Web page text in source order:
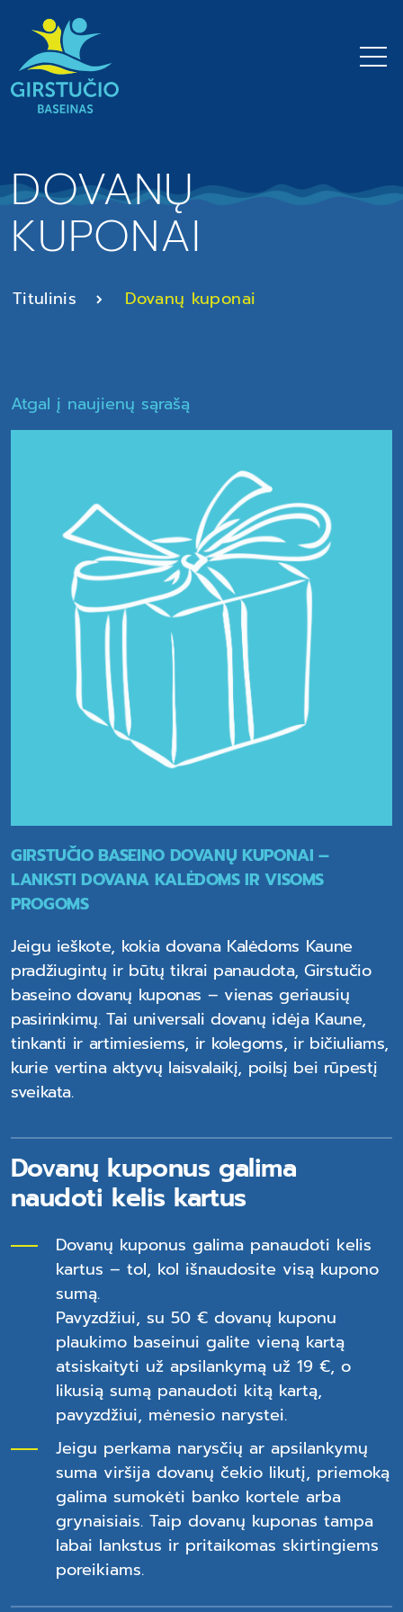
DOVANŲ
KUPONAI
Titulinis Dovanų kuponai
Atgal į naujienų sąrašą
GIRSTUČIO BASEINO DOVANŲ KUPONAI –
LANKSTI DOVANA KALĖDOMS IR VISOMS
PROGOMS
Jeigu ieškote, kokia dovana Kalėdoms Kaune
pradžiugintų ir būtų tikrai panaudota, Girstučio
baseino dovanų kuponas – vienas geriausių
pasirinkimų. Tai universali dovanų idėja Kaune,
tinkanti ir artimiesiems, ir kolegoms, ir bičiuliams,
kurie vertina aktyvų laisvalaikį, poilsį bei rūpestį
sveikata.
Dovanų kuponus galima
naudoti kelis kartus
Dovanų kuponus galima panaudoti kelis
kartus – tol, kol išnaudosite visą kupono
sumą.
Pavyzdžiui, su 50 € dovanų kuponu
plaukimo baseinui galite vieną kartą
atsiskaityti už apsilankymą už 19 €, o
likusią sumą panaudoti kitą kartą,
pavyzdžiui, mėnesio narystei.
Jeigu perkama narysčių ar apsilankymų
suma viršija dovanų čekio likutį, priemoką
galima sumokėti banko kortele arba
grynaisiais. Taip dovanų kuponas tampa
labai lankstus ir pritaikomas skirtingiems
poreikiams.